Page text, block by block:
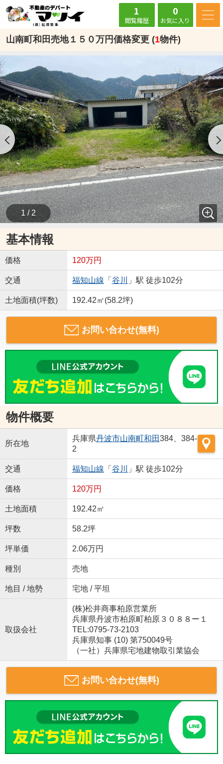
1
閲覧履歴
0
お気に入り
山南町和田売地１５０万円価格変更 (1物件)
1 / 2
基本情報
価格 120万円
交通 福知山線 「 谷川 」駅 徒歩102分
土地面積(坪数) 192.42㎡(58.2坪)
お問い合わせ(無料)
物件概要
所在地
兵庫県丹波市山南町和田384、384-
2
交通 福知山線 「 谷川 」駅 徒歩102分
価格 120万円
土地面積 192.42㎡
坪数 58.2坪
坪単価 2.06万円
種別 売地
地目 / 地勢 宅地 / 平坦
取扱会社
(株)松井商事柏原営業所
兵庫県丹波市柏原町柏原３０８８ー１
TEL:0795-73-2103
兵庫県知事 (10) 第750049号
（一社）兵庫県宅地建物取引業協会
お問い合わせ(無料)